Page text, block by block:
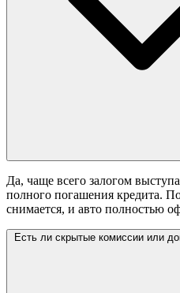
Да, чаще всего залогом
полного погашения кредита.
снимается, и авто полностью
Есть ли скрытые комиссии или